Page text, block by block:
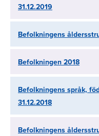
31.12.2019
Befolkningens
Befolkningen 2018
Befolkningens språk,
31.12.2018
Befolkningens